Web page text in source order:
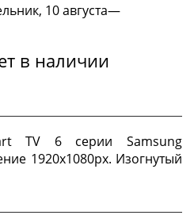
10 августа—
в наличии
TV 6 серии Samsung
1920х1080px. Изогнутый